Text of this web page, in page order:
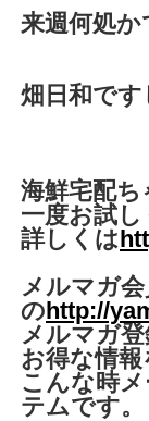
来週何処
畑日和です
海鮮宅配
一度お試
詳しくは
メルマガ
のhttp://
メルマガ
お得な情
こんな時
テムです。